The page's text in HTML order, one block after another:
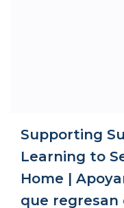
Supporting
Learning to
Home |
que regresan